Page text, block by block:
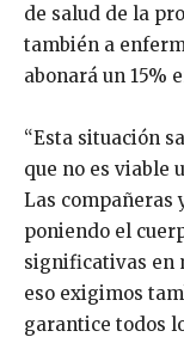
de salud de la
también a
abonará un 15%
“Esta situación
que no es viable
Las compañeras
poniendo el
significativas en
eso exigimos
garantice todos